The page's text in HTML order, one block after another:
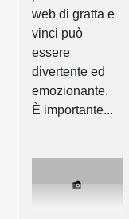
web di gratta e
vinci può
essere
divertente ed
emozionante.
È importante...